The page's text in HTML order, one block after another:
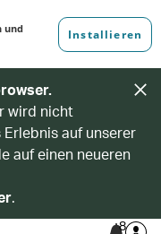
wird nicht
auf unserer
auf einen neueren
.
8